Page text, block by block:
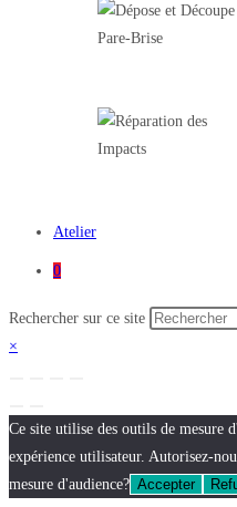
Atelier
0
Rechercher sur ce site
×
Ce site utilise des outils de mesure
expérience utilisateur. Autorisez-
mesure d'audience? Accepter